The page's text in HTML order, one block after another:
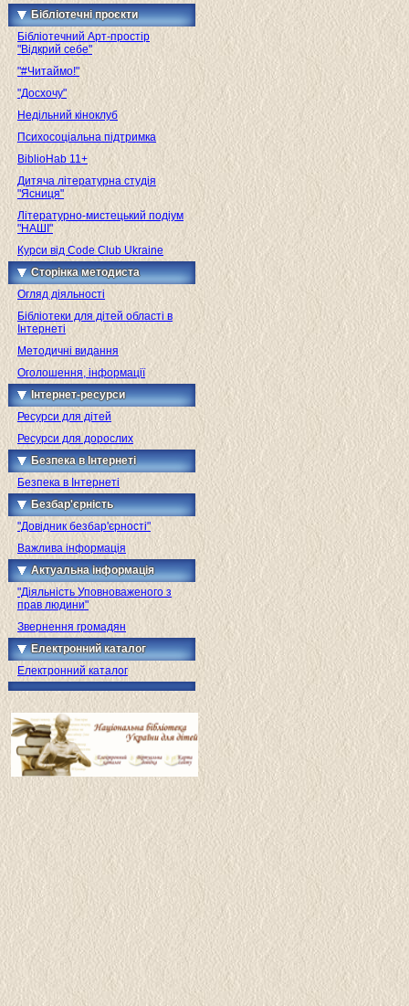
Бібліотечні проєкти
Бібліотечний Арт-простір
"Відкрий себе"
"#Читаймо!"
"Досхочу"
Недільний кіноклуб
Психосоціальна підтримка
BiblioHab 11+
Дитяча літературна студія
"Ясниця"
Літературно-мистецький подіум
"НАШІ"
Курси від Code Club Ukraine
Сторінка методиста
Огляд діяльності
Бібліотеки для дітей області в
Інтернеті
Методичні видання
Оголошення, інформації
Інтернет-ресурси
Ресурси для дітей
Ресурси для дорослих
Безпека в Інтернеті
Безпека в Інтернеті
Безбар'єрність
"Довідник безбар'єрності"
Важлива інформація
Актуальна інформація
"Діяльність Уповноваженого з
прав людини"
Звернення громадян
Електронний каталог
Електронний каталог